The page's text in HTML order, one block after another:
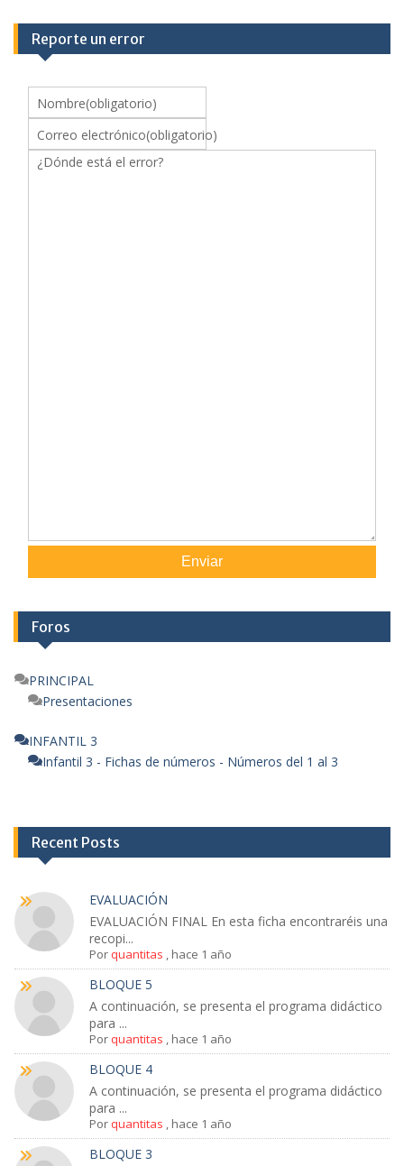
Reporte un error
Nombre(obligatorio)
Correo electrónico(obligatorio)
¿Dónde está el error?
Enviar
Foros
PRINCIPAL
Presentaciones
INFANTIL 3
Infantil 3 - Fichas de números - Números del 1 al 3
Recent Posts
EVALUACIÓN
EVALUACIÓN FINAL En esta ficha encontraréis una
recopi...
Porquantitas , hace 1 año
BLOQUE 5
A continuación, se presenta el programa didáctico
para ...
Porquantitas , hace 1 año
BLOQUE 4
A continuación, se presenta el programa didáctico
para ...
Porquantitas , hace 1 año
BLOQUE 3